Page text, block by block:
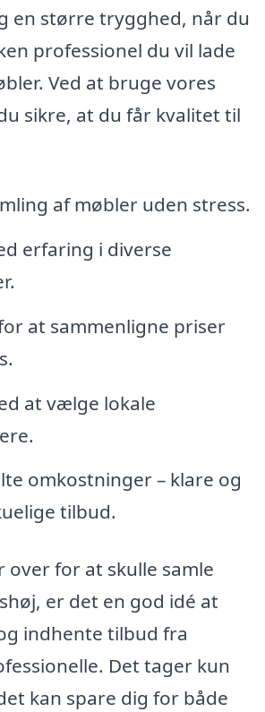
en større trygghed, når du
professionel du vil lade
Ved at bruge vores
sikre, at du får kvalitet til
af møbler uden stress.
erfaring i diverse
at sammenligne priser
at vælge lokale
omkostninger – klare og
tilbud.
over for at skulle samle
er det en god idé at
indhente tilbud fra
Det tager kun
kan spare dig for både